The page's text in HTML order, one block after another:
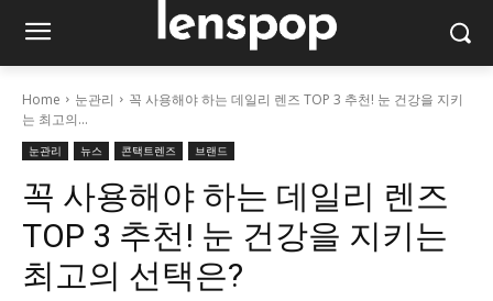
Home 눈관리
꼭 사용해야 하는 데일리 렌즈 TOP 3 추천! 눈 건강을 지키
는 최고의...
눈관리 뉴스 콘택트렌즈 브랜드
꼭 사용해야 하는 데일리 렌즈
TOP 3 추천! 눈 건강을 지키는
최고의 선택은?